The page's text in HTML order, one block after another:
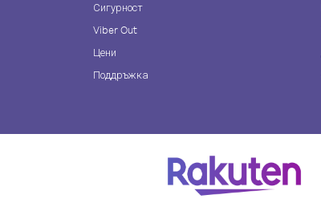
Сигурност
Viber Out
Цени
Поддръжка